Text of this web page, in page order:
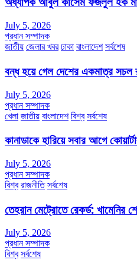
July 5, 2026
প্রধান সম্পাদক
জাতীয় জেলার খবর ঢাকা বাংলাদেশ সর্বশেষ
বন্ধ হয়ে গেল দেশের একমাত্র সচল
July 5, 2026
প্রধান সম্পাদক
খেলা জাতীয় বাংলাদেশ বিশ্ব সর্বশেষ
কানাডাকে হারিয়ে সবার আগে
July 5, 2026
প্রধান সম্পাদক
বিশ্ব রাজনীতি সর্বশেষ
তেহরান মেট্রোতে রেকর্ড: খামেনির
July 5, 2026
প্রধান সম্পাদক
বিশ্ব সর্বশেষ